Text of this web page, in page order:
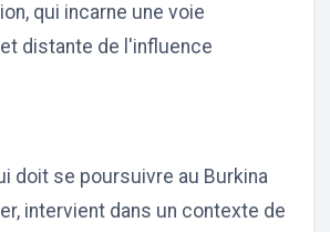
qui incarne une voie
distante de l'influence
doit se poursuivre au Burkina
intervient dans un contexte de